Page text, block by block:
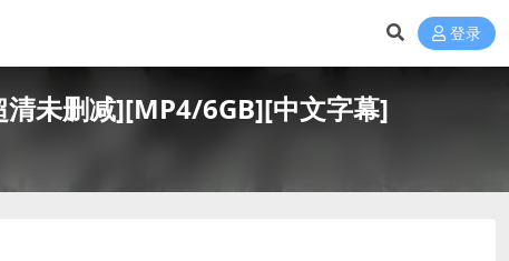
登录
未删减][MP4/6GB][中文字幕]